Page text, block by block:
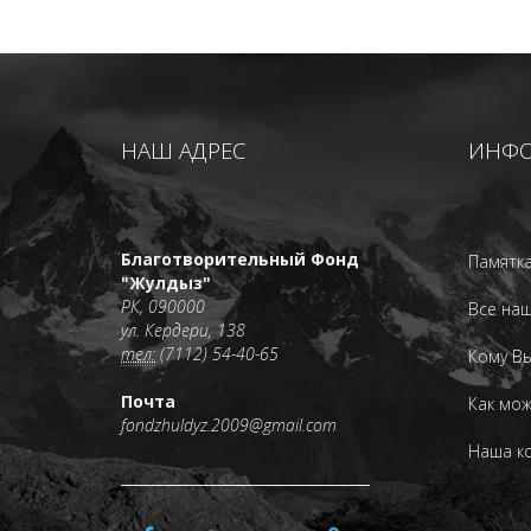
НАШ АДРЕС
Благотворительный Фонд
"Жулдыз"
РК, 090000
ул. Кердери, 138
тел: (7112) 54-40-65
Почта
fondzhuldyz.2009@gmail.com
Все
Кому
Как
Наша